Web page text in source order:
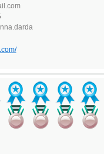
il.com